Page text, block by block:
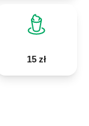
15 zł